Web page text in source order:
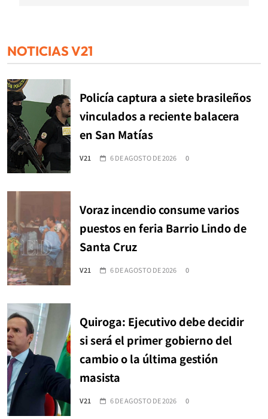
NOTICIAS V21
Policía captura a siete brasileños
vinculados a reciente balacera
en San Matías
V21 6 DE AGOSTO DE 2026 0
Voraz incendio consume varios
puestos en feria Barrio Lindo de
Santa Cruz
V21 6 DE AGOSTO DE 2026 0
Quiroga: Ejecutivo debe decidir
si será el primer gobierno del
cambio o la última gestión
masista
V21 6 DE AGOSTO DE 2026 0